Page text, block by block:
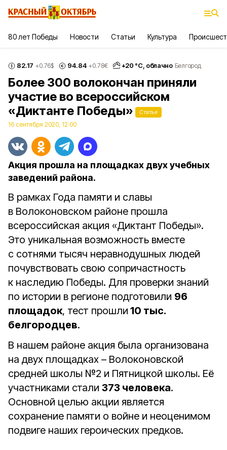
80 лет Победы Новости Статьи Культура
82.17 +0.76$ 94.84 +0.78€ +20 °С, облачно Белгород
Более 300 волокончан приняли
участие во всероссийском
«Диктанте Победы»
Статья
16 сентября 2020, 12:00
Акция прошла на площадках двух учебных
заведений района.
В рамках Года памяти и славы
в Волоконовском районе прошла
всероссийская акция «Диктант Победы».
Это уникальная возможность вместе
с сотнями тысяч неравнодушных людей
почувствовать свою сопричастность
к наследию Победы. Для проверки знаний
по истории в регионе подготовили 96
площадок, тест прошли 10 тыс.
белгородцев.
В нашем районе акция была организована
на двух площадках – Волоконовской
средней школы №2 и Пятницкой школы. Её
участниками стали 373 человека.
Основной целью акции является
сохранение памяти о войне и неоценимом
подвиге наших героических предков.